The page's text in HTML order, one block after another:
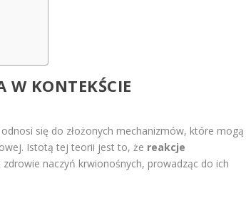
W KONTEKŚCIE
się do złożonych mechanizmów, które mogą
Istotą tej teorii jest to, że reakcje
naczyń krwionośnych, prowadząc do ich